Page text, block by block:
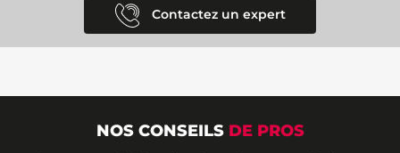
Contactez un expert
NOS CONSEILS DE PROS